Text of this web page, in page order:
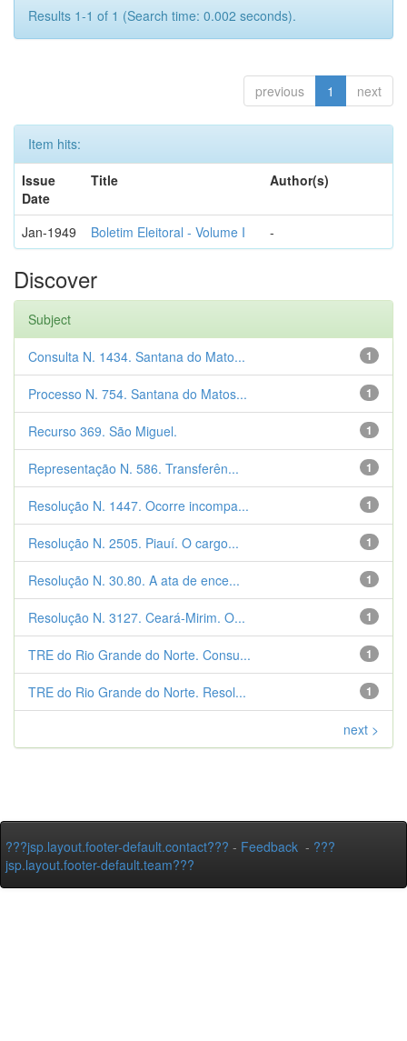
Results 1-1 of 1 (Search time: 0.002 seconds).
previous 1 next
Item hits:
Issue
Date
Title Author(s)
Jan-1949 Boletim Eleitoral - Volume I -
Discover
Subject
1
Consulta N. 1434. Santana do Mato...
1
Processo N. 754. Santana do Matos...
1
Recurso 369. São Miguel.
1
Representação N. 586. Transferên...
1
Resolução N. 1447. Ocorre incompa...
1
Resolução N. 2505. Piauí. O cargo...
1
Resolução N. 30.80. A ata de ence...
1
Resolução N. 3127. Ceará-Mirim. O...
1
TRE do Rio Grande do Norte. Consu...
1
TRE do Rio Grande do Norte. Resol...
next >
???jsp.layout.footer-default.contact??? - Feedback - ???
jsp.layout.footer-default.team???